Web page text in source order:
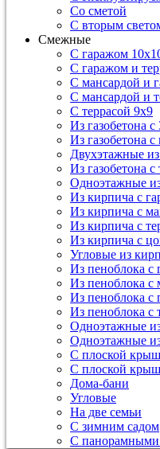
Со сметой
С вторым
Смежные
С гаражом
С гаражом и
С мансардой и
С мансардой и
С террасой 9х9
Из газобетона
Из газобетона
Двухэтажные из
Из газобетона с
Одноэтажные из
Из кирпича с
Из кирпича с
Из кирпича с
Из кирпича с
Угловые из
Из пеноблока с
Из пеноблока с
Из пеноблока
Из пеноблока с
Одноэтажные
Одноэтажные
С плоской
С плоской
Дома-бани
Угловые
На две семьи
С зимним садом
С